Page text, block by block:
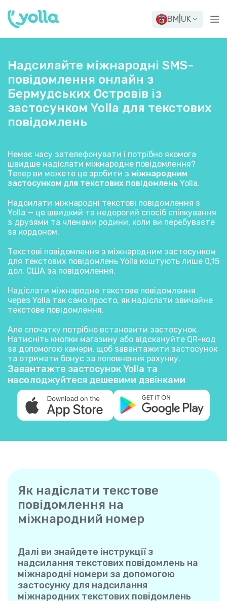
BM UK
Надсилайте міжнародні SMS-
повідомлення онлайн з
Бермудських Островів із
застосунком Yolla для текстових
повідомлень
Завантажте застосунок Yolla та
насолоджуйтеся дешевими дзвінками
Немає часу зателефонувати і потрібно якомога
швидше надіслати міжнародне повідомлення?
Тепер ви можете це зробити з міжнародним
застосунком для текстових повідомлень Yolla.
Надсилати міжнародні текстові повідомлення з
Yolla — це швидкий та недорогий спосіб спілкування
з друзями та членами родини, коли ви перебуваєте
за кордоном.
Текстові повідомлення з міжнародним застосунком
для текстових повідомлень Yolla коштують лише 0,15
дол. США за повідомлення.
Надіслати міжнародне текстове повідомлення
через Yolla так само просто, як надіслати звичайне
текстове повідомлення.
Але спочатку потрібно встановити застосунок.
Натисніть кнопки магазину або відскануйте QR-код
за допомогою камери, щоб завантажити застосунок
та отримати бонус за поповнення рахунку.
Як надіслати текстове
повідомлення на
міжнародний номер
Далі ви знайдете інструкції з
надсилання текстових повідомлень на
міжнародні номери за допомогою
застосунку для надсилання
міжнародних текстових повідомлень